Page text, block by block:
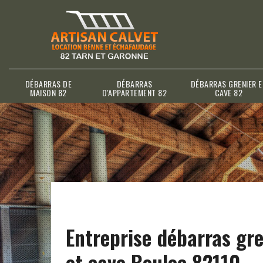
DÉBARRAS DE
MAISON 82
DÉBARRAS
D'APPARTEMENT 82
DÉBARRAS GRENIER
CAVE 82
Entreprise débarras